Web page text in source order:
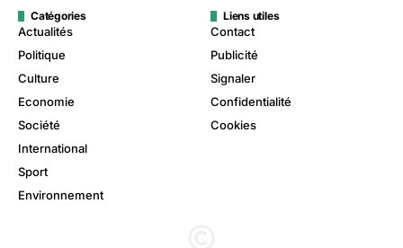
Catégories
Actualités
Politique
Culture
Economie
Société
International
Sport
Environnement
Liens utiles
Contact
Publicité
Signaler
Confidentialité
Cookies